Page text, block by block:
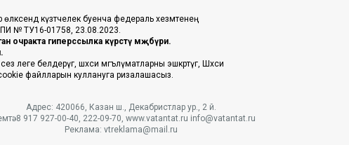
күзәтчелек буенча федераль хезмәтенең
ПИ № ТУ16-01758, 23.08.2023.
очракта гиперссылка күрсәтү мәҗбүри.
белдерүгә, шәхси мәгълүматларны эшкәртүгә, Шәхси
cookie файлларын куллануга ризалашасыз.
Адрес: 420066, Казан ш., Декабристлар ур., 2 й.
8 917 927-00-40, 222-09-70, www.vatantat.ru info@vatantat.ru
Реклама: vtreklama@mail.ru